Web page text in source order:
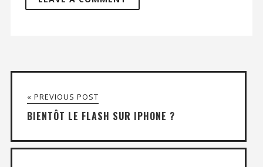
« PREVIOUS POST
BIENTÔT LE FLASH SUR IPHONE ?